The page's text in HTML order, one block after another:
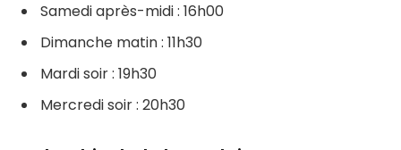
Samedi après-midi : 16h00
Dimanche matin : 11h30
Mardi soir : 19h30
Mercredi soir : 20h30